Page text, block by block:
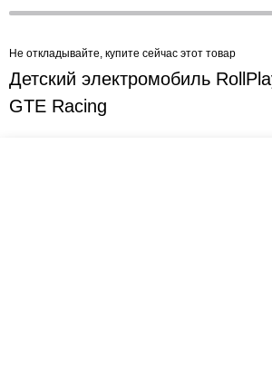
Не откладывайте, купите сейчас этот товар
Детский электромобиль
GTE Racing